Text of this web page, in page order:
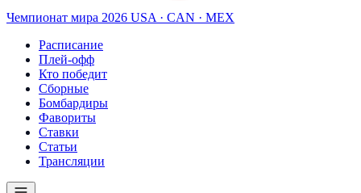
Чемпионат мира 2026 USA · CAN · MEX
Расписание
Плей-офф
Кто победит
Сборные
Бомбардиры
Фавориты
Ставки
Статьи
Трансляции